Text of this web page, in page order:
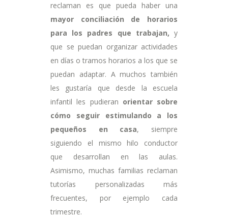
reclaman es que pueda haber una
mayor conciliación de horarios
para los padres que trabajan, y
que se puedan organizar actividades
en días o tramos horarios a los que se
puedan adaptar. A muchos también
les gustaría que desde la escuela
infantil les pudieran orientar sobre
cómo seguir estimulando a los
pequeños en casa, siempre
siguiendo el mismo hilo conductor
que desarrollan en las aulas.
Asimismo, muchas familias reclaman
tutorías personalizadas más
frecuentes, por ejemplo cada
trimestre.